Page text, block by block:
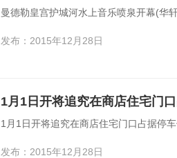
曼德勒皇宫护城河水上音乐喷泉开幕(华
发布：2015年12月28日
1月1日开将追究在商店住宅门
1月1日开将追究在商店住宅门口占据停
发布：2015年12月28日